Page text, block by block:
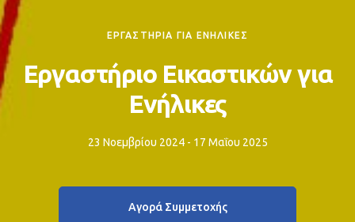
ΕΡΓΑΣΤΗΡΙΑ ΓΙΑ ΕΝΗΛΙΚΕΣ
Εργαστήριο Εικαστικών για
Ενήλικες
23 Νοεμβρίου 2024 - 17 Μαΐου 2025
Αγορά Συμμετοχής